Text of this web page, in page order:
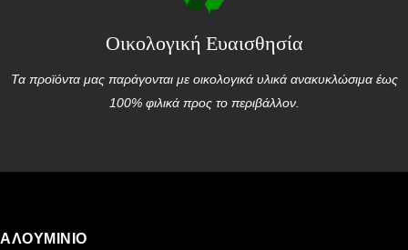
Οικολογική Ευαισθησία
Τα προϊόντα μας παράγονται με οικολογικά υλικά ανακυκλώσιμα έως
100% φιλικά προς το περιβάλλον.
ΑΛΟΥΜΙΝΙΟ